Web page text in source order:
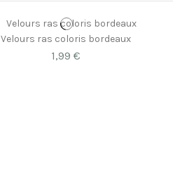
Velours ras coloris bordeaux
1,99 €